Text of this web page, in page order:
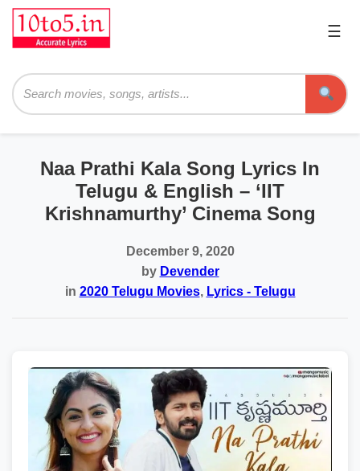
☰
Naa Prathi Kala Song Lyrics In
Telugu & English – ‘IIT
Krishnamurthy’ Cinema Song
December 9, 2020
by Devender
in 2020 Telugu Movies, Lyrics - Telugu